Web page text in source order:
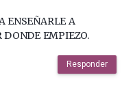
ENSEÑARLE A
DONDE EMPIEZO.
Responder